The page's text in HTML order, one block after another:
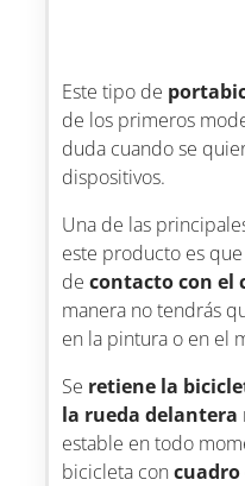
Este tipo de
de los primeros
duda cuando se
dispositivos.
Una de las
este producto es
decontacto con el
manera no tendrás
en la pintura o en el
Se retiene la
la rueda delantera
estable en todo
bicicleta concuadro